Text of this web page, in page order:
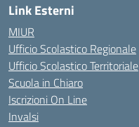
Link Esterni
MIUR
Ufficio Scolastico Regionale
Ufficio Scolastico Territoriale
Scuola in Chiaro
Iscrizioni On Line
Invalsi